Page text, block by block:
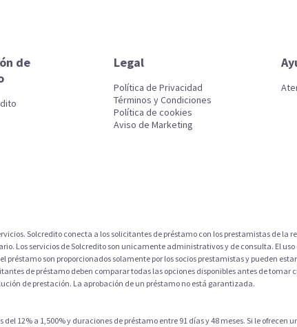
de
Legal
Política de Privacidad
Términos y Condiciones
Política de cookies
Aviso de Marketing
Solcredito conecta a los solicitantes de préstamo con los prestamistas de la
Los servicios de Solcredito son unicamente administrativos y de consulta. El uso
son proporcionados solamente por los socios prestamistas y pueden
de préstamo deben comparar todas las opciones disponibles antes de tomar
de prestación. La aprobación de un préstamo no está garantizada.
12% a 1,500% y duraciones de préstamo entre 91 días y 48 meses. Si le ofrecen